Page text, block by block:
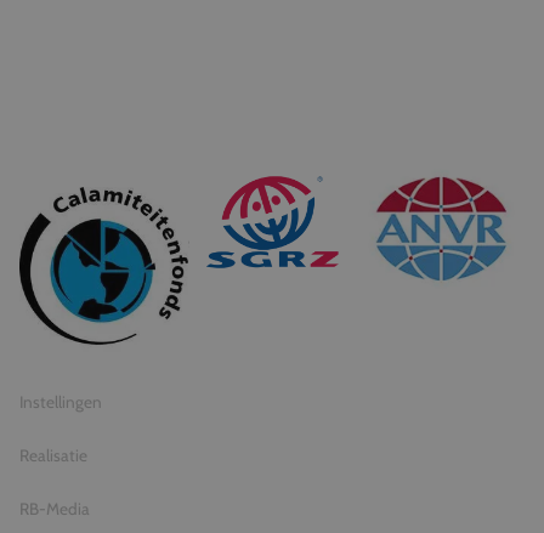
© 2026 Travel Inventive
Algemene voorwaarden
Privacy statement
Instellingen
Realisatie
RB-Media